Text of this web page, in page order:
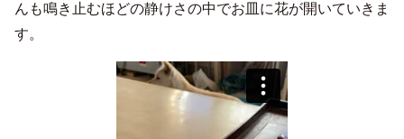
んも鳴き止むほどの静けさの中でお皿に花が開いていきま
す。